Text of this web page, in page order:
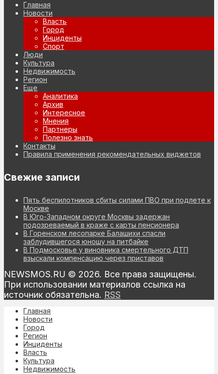
Главная
Новости
Власть
Город
Инциденты
Спорт
Люди
Культура
Недвижимость
Регион
Еще
Аналитика
Архив
Интересное
Мнения
Партнеры
Полезно знать
Контакты
Правила применения рекомендательных виджетов
Свежие записи
Пять беспилотников сбиты силами ПВО при подлете к
Москве
В Юго-Западном округе Москвы задержан
подозреваемый в краже с карты пенсионера
В Горенском лесопарке Балашихи спасли
заблудившегося юношу на питбайке
В Подмосковье у виновника смертельного ДТП
взыскали компенсацию через приставов
NEWSMOS.RU © 2026. Все права защищены.
При использовании материалов ссылка на
источник обязательна. RSS
Главная
Новости
Город
Регион
Инциденты
Власть
Культура
Недвижимость